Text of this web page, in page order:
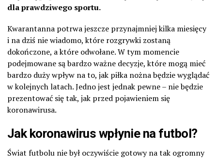
dla prawdziwego sportu.
Kwarantanna potrwa jeszcze przynajmniej kilka miesięcy
i na dziś nie wiadomo, które rozgrywki zostaną
dokończone, a które odwołane. W tym momencie
podejmowane są bardzo ważne decyzje, które mogą mieć
bardzo duży wpływ na to, jak piłka nożna będzie wyglądać
w kolejnych latach. Jedno jest jednak pewne – nie będzie
prezentować się tak, jak przed pojawieniem się
koronawirusa.
Jak koronawirus wpłynie na futbol?
Świat futbolu nie był oczywiście gotowy na tak ogromny